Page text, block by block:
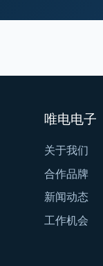
唯电电子
关于我们
合作品牌
新闻动态
工作机会